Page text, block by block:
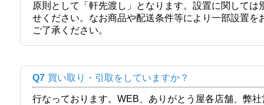
原則として「軒先渡し」となります。設置に関して
せください。なお商品や配送条件等により一部設置
ご了承ください。
Q7 買い取り・引取をしていますか？
行なっております。WEB、ありがとう屋各店舗、弊